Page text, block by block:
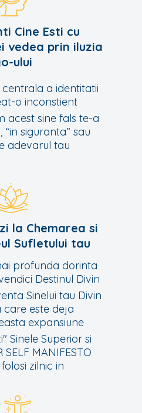
Cine Esti cu
vedea prin iluzia
ului
centrala a identitatii
o inconstient
acest sine fals te-a
siguranta” sau
adevarul tau
la Chemarea si
Sufletului tau
profunda dorinta
Destinul Divin
Sinelui tau Divin
care este deja
expansiune
Sinele Superior si
SELF MANIFESTO
zilnic in